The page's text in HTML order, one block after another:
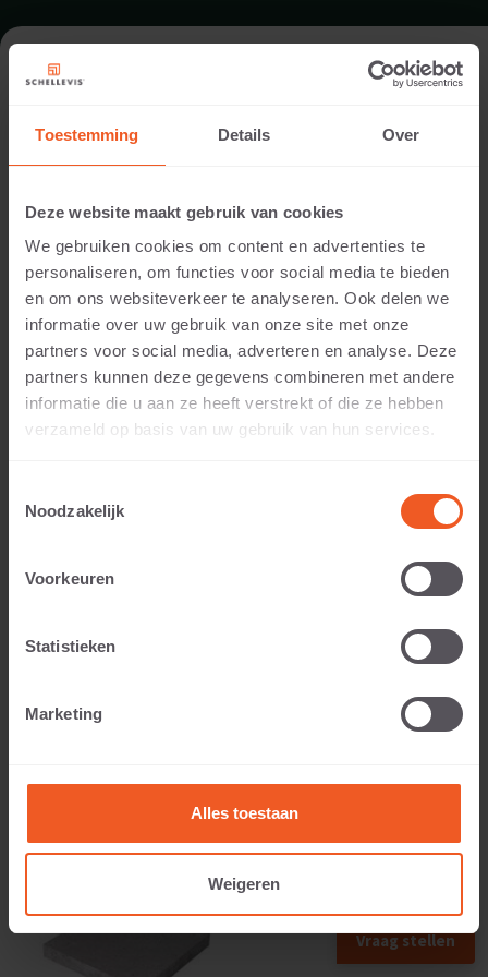
Toestemming Details Over
Deze website maakt gebruik van cookies
We gebruiken cookies om content en advertenties te
personaliseren, om functies voor social media te bieden
en om ons websiteverkeer te analyseren. Ook delen we
informatie over uw gebruik van onze site met onze
partners voor social media, adverteren en analyse. Deze
partners kunnen deze gegevens combineren met andere
informatie die u aan ze heeft verstrekt of die ze hebben
verzameld op basis van uw gebruik van hun services.
Noodzakelijk
Voorkeuren
Statistieken
Marketing
Alles toestaan
Weigeren
FORMAT - GROSSFORMATPLATTE
SORTIMENT GROSSFORMATPLATTEN
5 CM DICKE
Anwendbar auf:
Gewicht:
Vraag stellen